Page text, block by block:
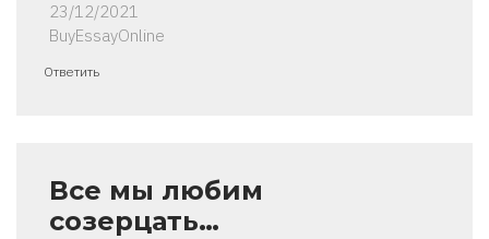
23/12/2021
BuyEssayOnline
Ответить
Все мы любим
созерцать…